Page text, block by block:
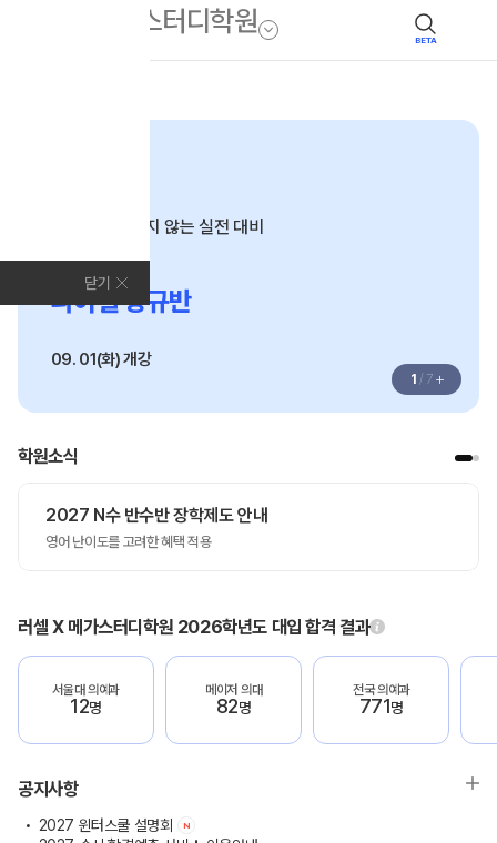
BETA
닫기
끝까지 흔들리지 않는 실전 대비
2027
파이널 정규반
09. 01(화) 개강
1 / 7 +
학원소식
2027 N수 반수반 장학제도 안내
영어 난이도를 고려한 혜택 적용
러셀 X 메가스터디학원 2026학년도 대입 합격 결과
서울대 의예과
12명
메이저 의대
82명
전국 의예과
771명
공지사항
2027 윈터스쿨 설명회 N